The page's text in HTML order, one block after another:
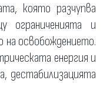
която разчупва
ограниченията и
на освобождението.
енергия и
дестабилизацията